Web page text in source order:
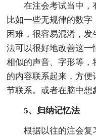
在注会考试当中，
比如一些无规律的数
困难，很容易混淆，
法可以很好地改善这一
相似的声音、字形等，
的内容联系起来，方便
节联系。或者在脑中想
5、归纳记忆法
根据以往的注会复